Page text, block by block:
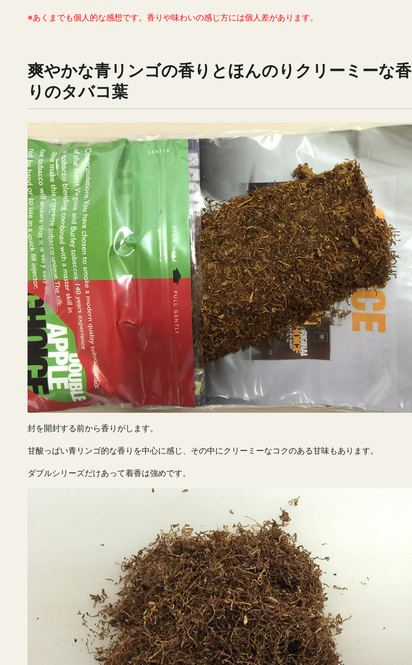
※あくまでも個人的な感想です。香りや味わいの感じ方には個人差があります。
爽やかな青リンゴの香りとほんのりクリーミーな香
りのタバコ葉
封を開封する前から香りがします。
甘酸っぱい青リンゴ的な香りを中心に感じ、その中にクリーミーなコクのある甘味もあります。
ダブルシリーズだけあって着香は強めです。